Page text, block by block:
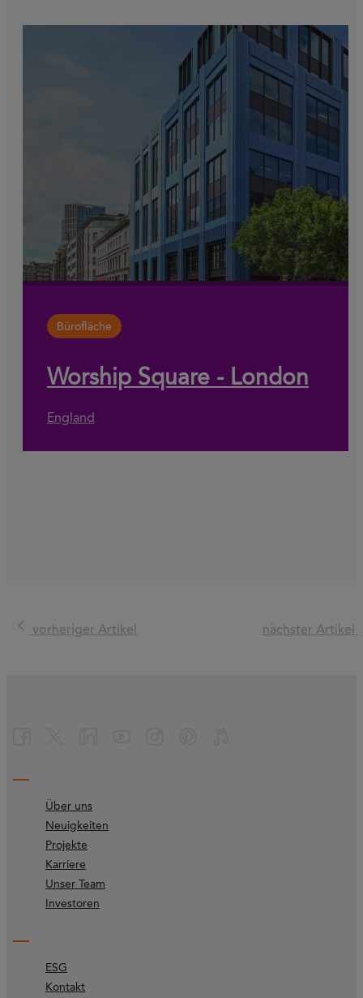
Bürofläche
Worship Square - London
England
vorheriger Artikel nächster Artikel
Über uns
Neuigkeiten
Projekte
Karriere
Unser Team
Investoren
ESG
Kontakt